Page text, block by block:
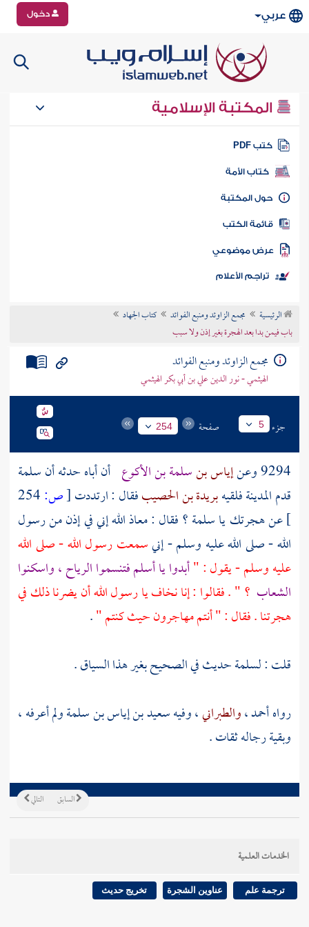
عربي دخول
المكتبة الإسلامية
كتب PDF
كتاب الأمة
المكتبة
الكتب
موضوعي
تراجم الأعلام
الرئيسية مجمع الزاوئد ومنبع الفوائد
كتاب الجهاد
باب فيمن بدا بعد الهجرة بغير إذن ولا سبب
مجمع الزاوئد ومنبع الفوائد
الهيثمي - نور الدين علي بن أبي بكر الهيثمي
جزء 5 صفحة 254
9294 وعن إياس بنسلمة بن الأكوع أن أباه حدثه أنسلمة
قدمالمدينةفلقيهبريدة بن الحصيبفقال : ارتددت[ص:254
]عن هجرتك ياسلمة؟ فقال : معاذ الله إني في إذن من رسول
الله - صلى الله عليه وسلم - إنيسمعت رسول الله - صلى الله
عليه وسلم - يقول : "أبدوا ياأسلمفتنسموا الرياح ، واسكنوا
الشعاب ؟ " . فقالوا : إنا نخاف يا رسول الله أن يضرنا ذلك في
هجرتنا . فقال : " أنتم مهاجرون حيث كنتم ".
قلت :لسلمةحديث في الصحيح بغير هذا السياق .
رواهأحمد،والطبراني، وفيهسعيد بن إياس بن سلمةولم أعرفه ،
وبقية رجاله ثقات .
التالي السابق
الخدمات العلمية
ترجمة علم عناوين الشجرة تخريج حديث